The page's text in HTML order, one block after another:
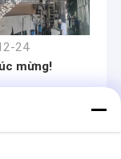
24
mừng!